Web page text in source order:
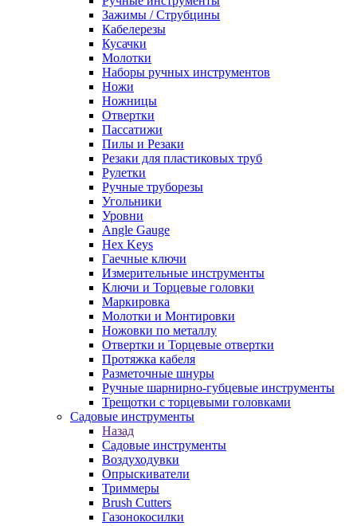
Зажимы / Струбцины
Кабелерезы
Кусачки
Молотки
Наборы ручных инструментов
Ножи
Ножницы
Отвертки
Пассатижи
Пилы и Резаки
Резаки для пластиковых труб
Рулетки
Ручные труборезы
Угольники
Уровни
Angle Gauge
Hex Keys
Гаечные ключи
Измерительные инструменты
Ключи и Торцевые головки
Маркировка
Молотки и Монтировки
Ножовки по металлу
Отвертки и Торцевые отвертки
Протяжка кабеля
Разметочные шнуры
Ручные шарнирно-губцевые инструменты
Трещотки с торцевыми головками
Садовые инструменты
Назад
Садовые инструменты
Воздуходувки
Опрыскиватели
Триммеры
Brush Cutters
Газонокосилки